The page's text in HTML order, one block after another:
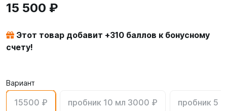
15 500 ₽
Этот товар добавит +310 баллов к бонусному
счету!
Вариант
15500 ₽ пробник 10 мл 3000 ₽ пробник 5